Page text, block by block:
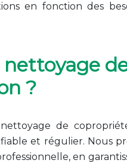
en fonction des
?
de
et régulier. Nous
en